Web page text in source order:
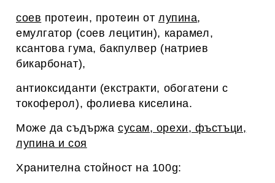
соев протеин, протеин отлупина,
емулгатор (соев лецитин), карамел,
ксантова гума, бакпулвер (натриев
бикарбонат),
антиоксиданти (екстракти, обогатени с
токоферол), фолиева киселина.
Може да съдържа сусам, орехи, фъстъци,
лупина и соя
Хранителна стойност на 100g: